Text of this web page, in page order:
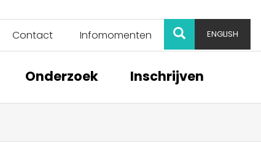
Contact Infomomenten ZOEK ENGLISH
Onderzoek Inschrijven